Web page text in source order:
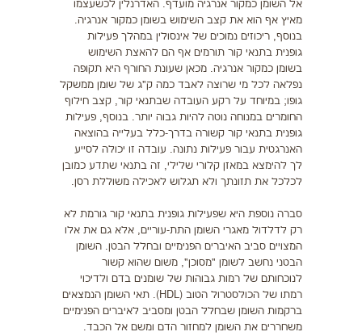
אל השומן כמקור אנרגיה מועדף. האדרנלין לכשעצמו
מאיץ אף הוא את קצב השימוש בשומן כמקור אנרגיה.
בנוסף, ריכוזים נמוכים של אינסולין במהלך פעילות
גופנית בתנאי קור תורמים אף הם להאצת השימוש
בשומן כמקור אנרגיה. מכאן שעונת החורף היא תקופה
נפלאה לכל מי שרוצה לאבד כמה ק"ג של שומן ממשקל
גופו; במיוחד על רקע העובדה שבתנאי קור, קצב חילוף
החומרים במנוחה נוטה להיות גבוה יותר. בנוסף, פעילות
גופנית בתנאי קור קשורה בדרך-כלל בעלייה בהוצאה
האנרגטית עבור פעילות נתונה. עובדה זו יכולה לסייע
לך להימצא במאזן קלורי שלילי, זה בתנאי שתדע כמובן
לכלכל את תזונתך ולא תגלוש לאכילה משוללת רסן.
סברה נוספת היא שפעילות גופנית בתנאי קור גורמת לא
רק לדלדול מאגרי השומן התת-עוריים, אלא גם את אלו
המצויים סביב האיברים הפנימיים ובחלל הבטן. השומן
הבטני נחשב לשומן "מסוכן", משום שהוא קשור
לנוכחותם של רמות גבוהות של שומנים בדם ולדיכוי
רמתו של הכולסטרול הטוב (HDL). תאי השומן הנמצאים
ברקמות השומן שבחלל הבטן ומסביב לאיברים הפנימיים
משחררים את השומן למחזור הדם ומשם אל הכבד.